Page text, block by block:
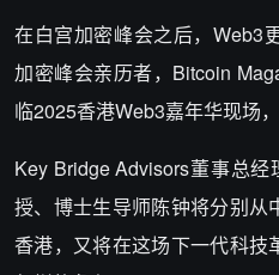
在白宫加密峰会之后，Web3
加密峰会亲历者，Bitcoin
临2025香港Web3嘉年华现场
Key Bridge Advisors董事总
授、博士生导师陈钟将分别从
香港，又将在这场下一代科技